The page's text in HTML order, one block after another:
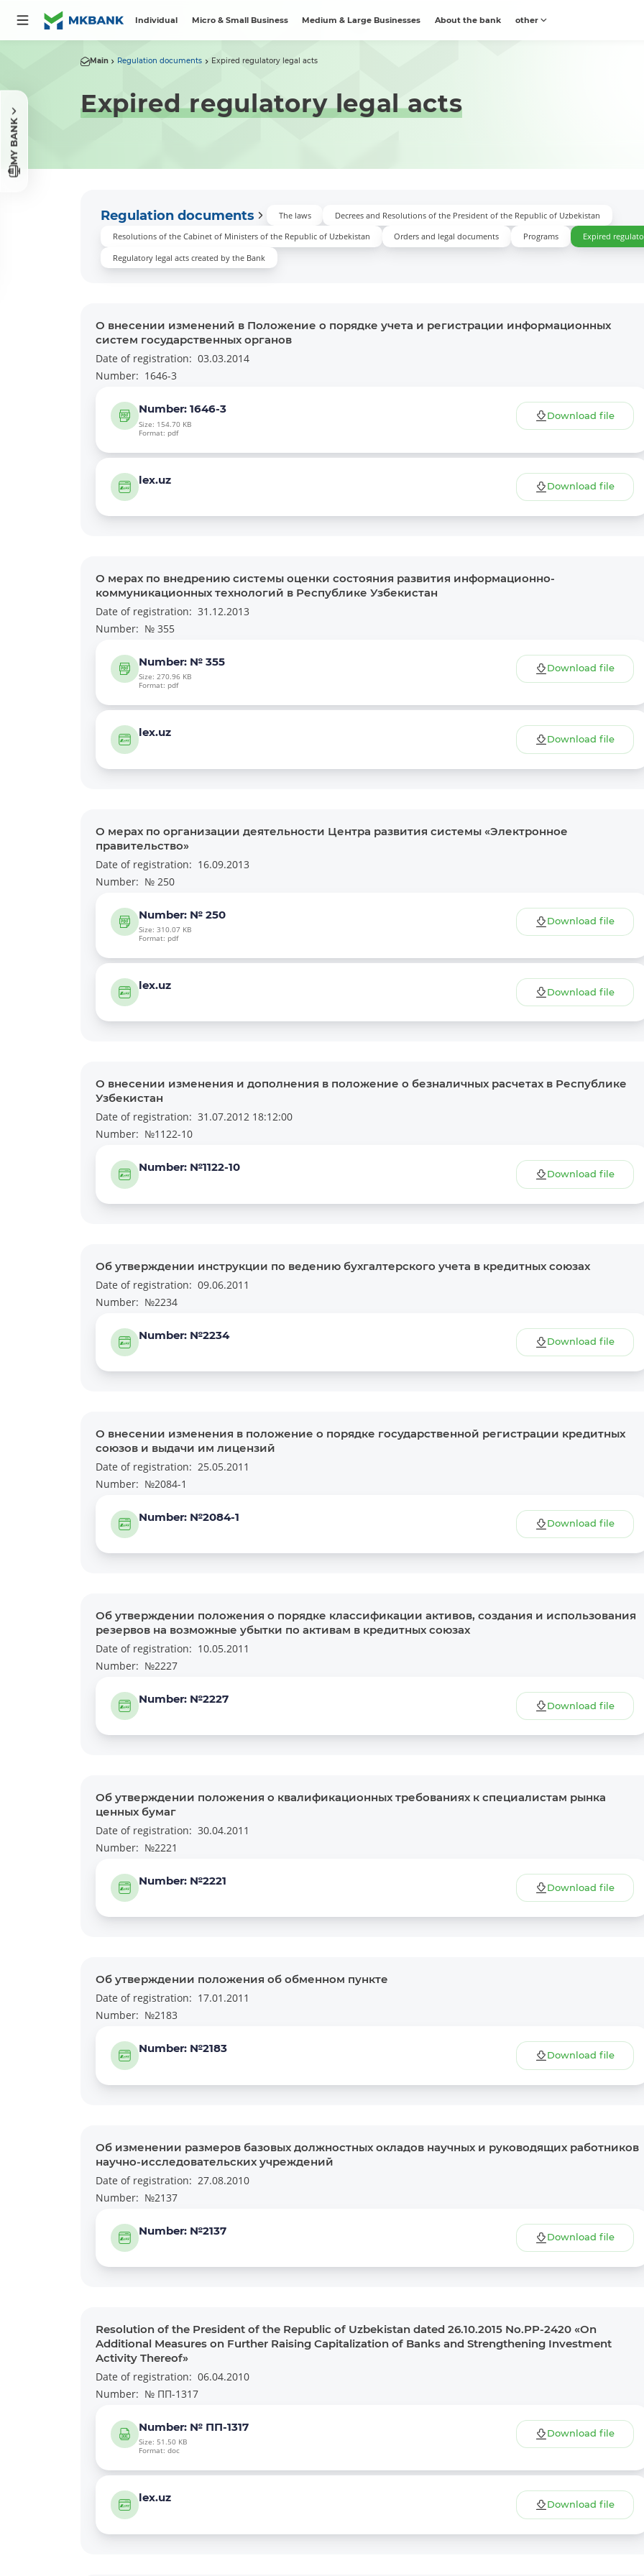
Individual Micro & Small Business Medium & Large Businesses About the bank other
MY BANK
Main Regulation documents Expired regulatory legal acts
Expired regulatory legal acts
Regulation documents The laws
Decrees and Resolutions of the President of the Republic of Uzbekistan
Resolutions of the Cabinet of Ministers of the Republic of Uzbekistan
Orders and legal documents Programs
Expired
Regulatory legal acts created by the Bank
О внесении изменений в Положение о порядке учета и регистрации информационных
систем государственных органов
Date of registration: 03.03.2014
Number: 1646-3
Number: 1646-3
Size: 154.70 KB
Format: pdf
Download file
lex.uz
Download file
О мерах по внедрению системы оценки состояния развития информационно-
коммуникационных технологий в Республике Узбекистан
Date of registration: 31.12.2013
Number: № 355
Number: № 355
Size: 270.96 KB
Format: pdf
Download file
lex.uz
Download file
О мерах по организации деятельности Центра развития системы «Электронное
правительство»
Date of registration: 16.09.2013
Number: № 250
Number: № 250
Size: 310.07 KB
Format: pdf
Download file
lex.uz
Download file
О внесении изменения и дополнения в положение о безналичных расчетах в Республике
Узбекистан
Date of registration: 31.07.2012 18:12:00
Number: №1122-10
Number: №1122-10
Download file
Об утверждении инструкции по ведению бухгалтерского учета в кредитных союзах
Date of registration: 09.06.2011
Number: №2234
Number: №2234
Download file
О внесении изменения в положение о порядке государственной регистрации кредитных
союзов и выдачи им лицензий
Date of registration: 25.05.2011
Number: №2084-1
Number: №2084-1
Download file
Об утверждении положения о порядке классификации активов, создания и использования
резервов на возможные убытки по активам в кредитных союзах
Date of registration: 10.05.2011
Number: №2227
Number: №2227
Download file
Об утверждении положения о квалификационных требованиях к специалистам рынка
ценных бумаг
Date of registration: 30.04.2011
Number: №2221
Number: №2221
Download file
Об утверждении положения об обменном пункте
Date of registration: 17.01.2011
Number: №2183
Number: №2183
Download file
Об изменении размеров базовых должностных окладов научных и руководящих работников
научно-исследовательских учреждений
Date of registration: 27.08.2010
Number: №2137
Number: №2137
Download file
Resolution of the President of the Republic of Uzbekistan dated 26.10.2015 No.PP-2420 «On
Additional Measures on Further Raising Capitalization of Banks and Strengthening Investment
Activity Thereof»
Date of registration: 06.04.2010
Number: № ПП-1317
Number: № ПП-1317
Size: 51.50 KB
Format: doc
Download file
lex.uz
Download file